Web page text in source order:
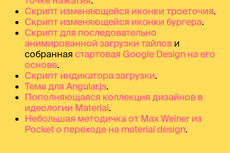
Скрипт изменяющейся иконки троеточия.
Скрипт изменяющейся иконки бургера.
Скрипт для последовательно
анимированной загрузки тайлови
собранная стартовая Google Design на его
основе.
Скрипт индикатора загрузки.
Тема для Angular.js.
Пополняющаяся коллекция дизайнов в
идеологии Material.
Небольшая методичка от Max Weiner из
Pocket о переходе на material design.